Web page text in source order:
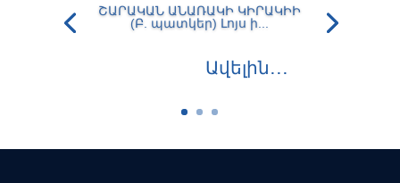
ՇԱՐԱԿԱՆ ԱՆԱՌԱԿԻ ԿԻՐԱԿԻԻ
(Բ. պատկեր) Լոյս ի...
Ավելին․․․